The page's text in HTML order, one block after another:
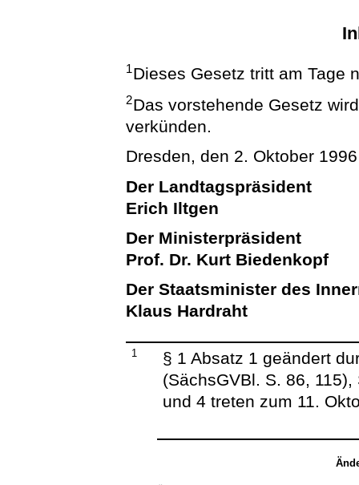
1Dieses Gesetz tritt am Tage
2Das vorstehende Gesetz
verkünden.
Dresden, den 2. Oktober 1996
Der Landtagspräsident
Erich Iltgen
Der Ministerpräsident
Prof. Dr. Kurt Biedenkopf
Der Staatsminister des
Klaus Hardraht
1
§ 1 Absatz 1 geändert
(SächsGVBl. S. 86,
und 4 treten zum 11.